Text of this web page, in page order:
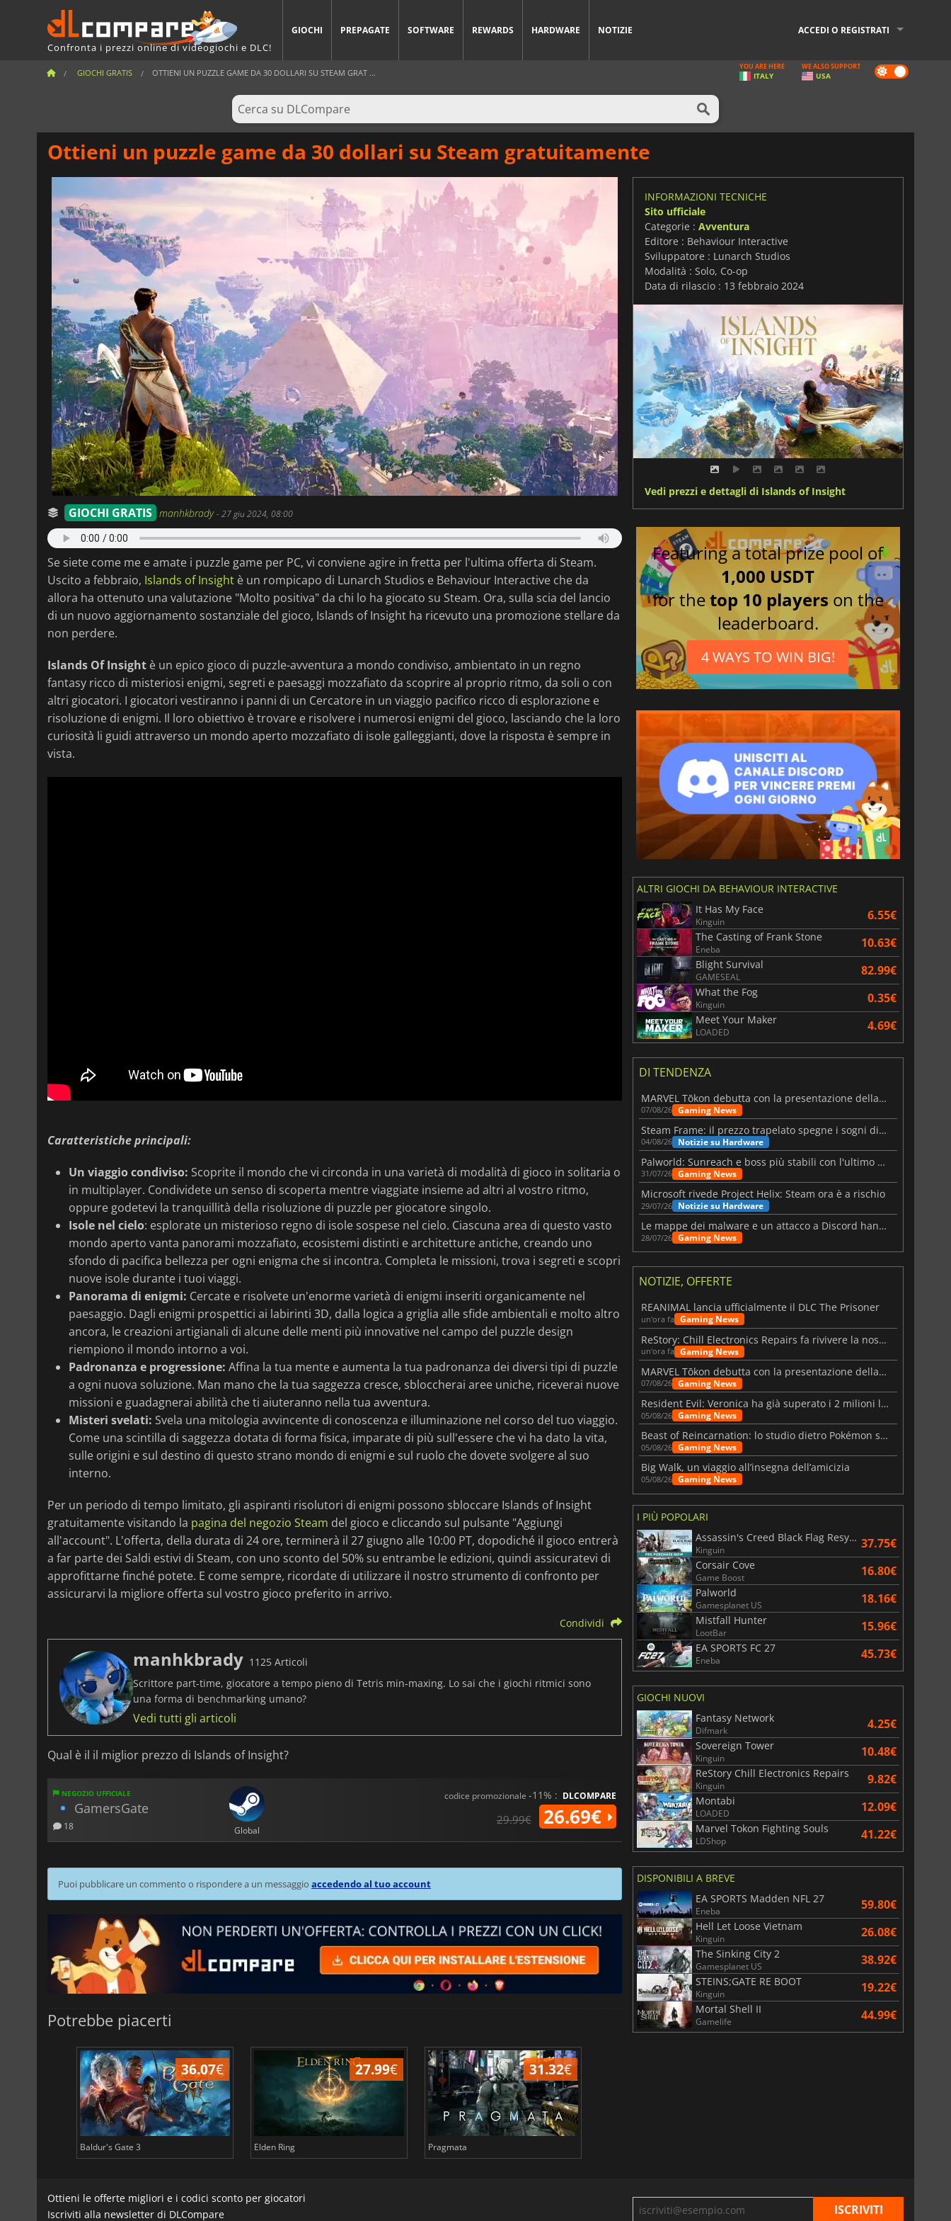
Confronta i prezzi online di videogiochi e DLC!
GIOCHI PREPAGATE SOFTWARE REWARDS HARDWARE NOTIZIE ACCEDI O REGISTRATI
GIOCHI GRATIS OTTIENI UN PUZZLE GAME DA 30 DOLLARI SU STEAM GRAT ... Dark
mode
YOU ARE HERE
ITALY
WE ALSO SUPPORT
USA
Ottieni un puzzle game da 30 dollari su Steam gratuitamente
GIOCHI GRATIS manhkbrady-27 giu 2024, 08:00
Se siete come me e amate i puzzle game per PC, vi conviene agire in fretta per l'ultima offerta di Steam.
Uscito a febbraio, Islands of Insight è un rompicapo di Lunarch Studios e Behaviour Interactive che da
allora ha ottenuto una valutazione "Molto positiva" da chi lo ha giocato su Steam. Ora, sulla scia del lancio
di un nuovo aggiornamento sostanziale del gioco, Islands of Insight ha ricevuto una promozione stellare da
non perdere.
Islands Of Insight è un epico gioco di puzzle-avventura a mondo condiviso, ambientato in un regno
fantasy ricco di misteriosi enigmi, segreti e paesaggi mozzafiato da scoprire al proprio ritmo, da soli o con
altri giocatori. I giocatori vestiranno i panni di un Cercatore in un viaggio pacifico ricco di esplorazione e
risoluzione di enigmi. Il loro obiettivo è trovare e risolvere i numerosi enigmi del gioco, lasciando che la loro
curiosità li guidi attraverso un mondo aperto mozzafiato di isole galleggianti, dove la risposta è sempre in
vista.
Caratteristiche principali:
Un viaggio condiviso: Scoprite il mondo che vi circonda in una varietà di modalità di gioco in solitaria o
in multiplayer. Condividete un senso di scoperta mentre viaggiate insieme ad altri al vostro ritmo,
oppure godetevi la tranquillità della risoluzione di puzzle per giocatore singolo.
Isole nel cielo: esplorate un misterioso regno di isole sospese nel cielo. Ciascuna area di questo vasto
mondo aperto vanta panorami mozzafiato, ecosistemi distinti e architetture antiche, creando uno
sfondo di pacifica bellezza per ogni enigma che si incontra. Completa le missioni, trova i segreti e scopri
nuove isole durante i tuoi viaggi.
Panorama di enigmi: Cercate e risolvete un'enorme varietà di enigmi inseriti organicamente nel
paesaggio. Dagli enigmi prospettici ai labirinti 3D, dalla logica a griglia alle sfide ambientali e molto altro
ancora, le creazioni artigianali di alcune delle menti più innovative nel campo del puzzle design
riempiono il mondo intorno a voi.
Padronanza e progressione: Affina la tua mente e aumenta la tua padronanza dei diversi tipi di puzzle
a ogni nuova soluzione. Man mano che la tua saggezza cresce, sbloccherai aree uniche, riceverai nuove
missioni e guadagnerai abilità che ti aiuteranno nella tua avventura.
Misteri svelati: Svela una mitologia avvincente di conoscenza e illuminazione nel corso del tuo viaggio.
Come una scintilla di saggezza dotata di forma fisica, imparate di più sull'essere che vi ha dato la vita,
sulle origini e sul destino di questo strano mondo di enigmi e sul ruolo che dovete svolgere al suo
interno.
Per un periodo di tempo limitato, gli aspiranti risolutori di enigmi possono sbloccare Islands of Insight
gratuitamente visitando la pagina del negozio Steam del gioco e cliccando sul pulsante "Aggiungi
all'account". L'offerta, della durata di 24 ore, terminerà il 27 giugno alle 10:00 PT, dopodiché il gioco entrerà
a far parte dei Saldi estivi di Steam, con uno sconto del 50% su entrambe le edizioni, quindi assicuratevi di
approfittarne finché potete. E come sempre, ricordate di utilizzare il nostro strumento di confronto per
assicurarvi la migliore offerta sul vostro gioco preferito in arrivo.
Condividi
manhkbrady 1125 Articoli
Scrittore part-time, giocatore a tempo pieno di Tetris min-maxing. Lo sai che i giochi ritmici sono
una forma di benchmarking umano?
Vedi tutti gli articoli
Qual è il il miglior prezzo di Islands of Insight?
NEGOZIO UFFICIALE
GamersGate
18 Global
codice promozionale -11% : DLCOMPARE
29.99€ 26.69€
Puoi pubblicare un commento o rispondere a un messaggio accedendo al tuo account
Potrebbe piacerti
36.07€
Baldur's Gate 3
27.99€
Elden Ring
31.32€
Pragmata
INFORMAZIONI TECNICHE
Sito ufficiale
Categorie : Avventura
Editore : Behaviour Interactive
Sviluppatore : Lunarch Studios
Modalità : Solo, Co-op
Data di rilascio : 13 febbraio 2024
Vedi prezzi e dettagli di Islands of Insight
Featuring a total prize pool of
1,000 USDT
for thetop 10 players on the
leaderboard.
4 WAYS TO WIN BIG!
ALTRI GIOCHI DA BEHAVIOUR INTERACTIVE
It Has My Face
Kinguin 6.55€
The Casting of Frank Stone
Eneba 10.63€
Blight Survival
GAMESEAL 82.99€
What the Fog
Kinguin 0.35€
Meet Your Maker
LOADED 4.69€
DI TENDENZA
MARVEL Tōkon debutta con la presentazione della roadmap per il primo anno
07/08/26 Gaming News
Steam Frame: il prezzo trapelato spegne i sogni di un VR economico
04/08/26 Notizie su Hardware
Palworld: Sunreach e boss più stabili con l'ultimo update
31/07/26 Gaming News
Microsoft rivede Project Helix: Steam ora è a rischio
29/07/26 Notizie su Hardware
Le mappe dei malware e un attacco a Discord hanno colpito Meccha Chameleon
28/07/26 Gaming News
NOTIZIE, OFFERTE
REANIMAL lancia ufficialmente il DLC The Prisoner
un'ora fa Gaming News
ReStory: Chill Electronics Repairs fa rivivere la nostalgia degli anni 2000
un'ora fa Gaming News
MARVEL Tōkon debutta con la presentazione della roadmap per il primo anno
07/08/26 Gaming News
Resident Evil: Veronica ha già superato i 2 milioni liste dei desideri
05/08/26 Gaming News
Beast of Reincarnation: lo studio dietro Pokémon su una nuova strada
05/08/26 Gaming News
Big Walk, un viaggio all’insegna dell’amicizia
05/08/26 Gaming News
I PIÙ POPOLARI
Assassin's Creed Black Flag Resynced
Kinguin 37.75€
Corsair Cove
Game Boost 16.80€
Palworld
Gamesplanet US 18.16€
Mistfall Hunter
LootBar 15.96€
EA SPORTS FC 27
Eneba 45.73€
GIOCHI NUOVI
Fantasy Network
Difmark 4.25€
Sovereign Tower
Kinguin 10.48€
ReStory Chill Electronics Repairs
Kinguin 9.82€
Montabi
LOADED 12.09€
Marvel Tokon Fighting Souls
LDShop 41.22€
DISPONIBILI A BREVE
EA SPORTS Madden NFL 27
Eneba 59.80€
Hell Let Loose Vietnam
Kinguin 26.08€
The Sinking City 2
Gamesplanet US 38.92€
STEINS;GATE RE BOOT
Kinguin 19.22€
Mortal Shell II
Gamelife 44.99€
Ottieni le offerte migliori e i codici sconto per giocatori
Iscriviti alla newsletter di DLCompare